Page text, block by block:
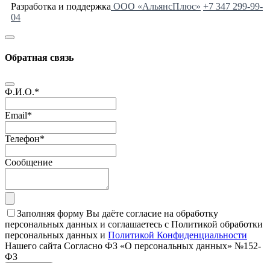
Разработка и поддержка ООО «АльянсПлюс» +7 347 299-99-
04
Обратная связь
Ф.И.О.*
Email*
Телефон*
Сообщение
Заполняя форму Вы даёте согласие на обработку
персональных данных и соглашаетесь с Политикой обработки
персональных данных и Политикой Конфиденциальности
Нашего сайта Согласно ФЗ «О персональных данных» №152-
ФЗ